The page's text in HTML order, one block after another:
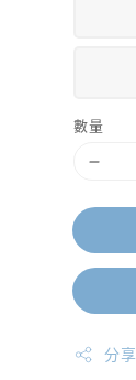
數量
分享